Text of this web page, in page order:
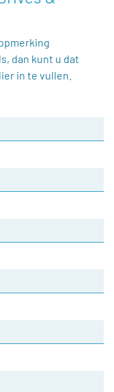
dan kunt u dat
in te vullen.